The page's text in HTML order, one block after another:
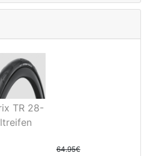
TR 28-
64.95€